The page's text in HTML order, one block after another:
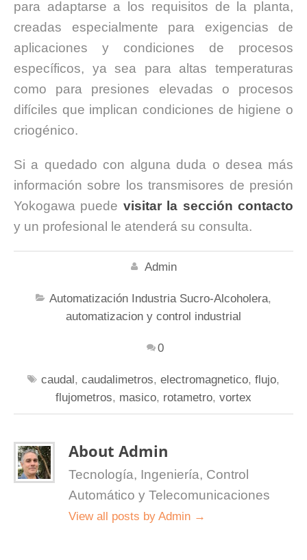
para adaptarse a los requisitos de la planta,
creadas especialmente para exigencias de
aplicaciones y condiciones de procesos
específicos, ya sea para altas temperaturas
como para presiones elevadas o procesos
difíciles que implican condiciones de higiene o
criogénico.
Si a quedado con alguna duda o desea más
información sobre los transmisores de presión
Yokogawa puede visitar la sección contacto
y un profesional le atenderá su consulta.
Admin
Automatización Industria Sucro-Alcoholera,
automatizacion y control industrial
0
caudal, caudalimetros, electromagnetico, flujo,
flujometros, masico, rotametro, vortex
About Admin
Tecnología, Ingeniería, Control
Automático y Telecomunicaciones
View all posts by Admin →